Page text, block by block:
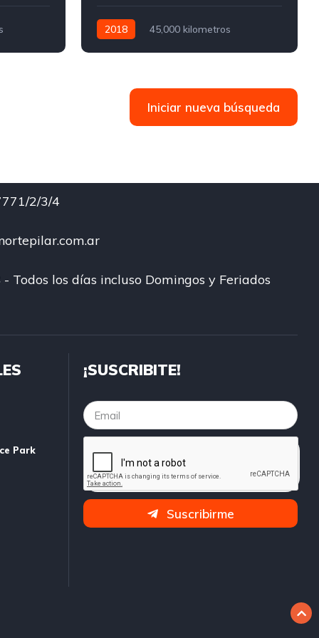
2018
45,000 kilometros
Iniciar nueva búsqueda
2/3/4
Todos los días incluso Domingos y Feriados
Park
¡SUSCRIBITE!
Suscribirme